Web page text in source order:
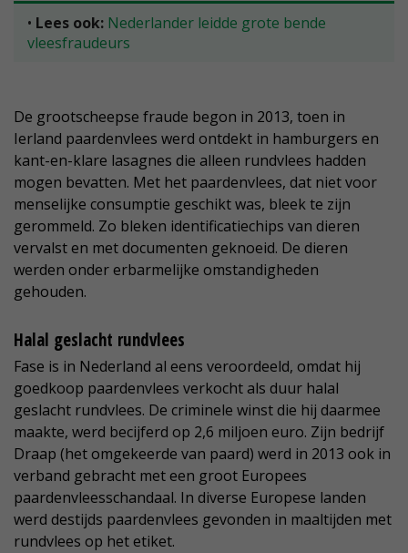
• Lees ook: Nederlander leidde grote bende
vleesfraudeurs
De grootscheepse fraude begon in 2013, toen in
Ierland paardenvlees werd ontdekt in hamburgers en
kant-en-klare lasagnes die alleen rundvlees hadden
mogen bevatten. Met het paardenvlees, dat niet voor
menselijke consumptie geschikt was, bleek te zijn
gerommeld. Zo bleken identificatiechips van dieren
vervalst en met documenten geknoeid. De dieren
werden onder erbarmelijke omstandigheden
gehouden.
Halal geslacht rundvlees
Fase is in Nederland al eens veroordeeld, omdat hij
goedkoop paardenvlees verkocht als duur halal
geslacht rundvlees. De criminele winst die hij daarmee
maakte, werd becijferd op 2,6 miljoen euro. Zijn bedrijf
Draap (het omgekeerde van paard) werd in 2013 ook in
verband gebracht met een groot Europees
paardenvleesschandaal. In diverse Europese landen
werd destijds paardenvlees gevonden in maaltijden met
rundvlees op het etiket.